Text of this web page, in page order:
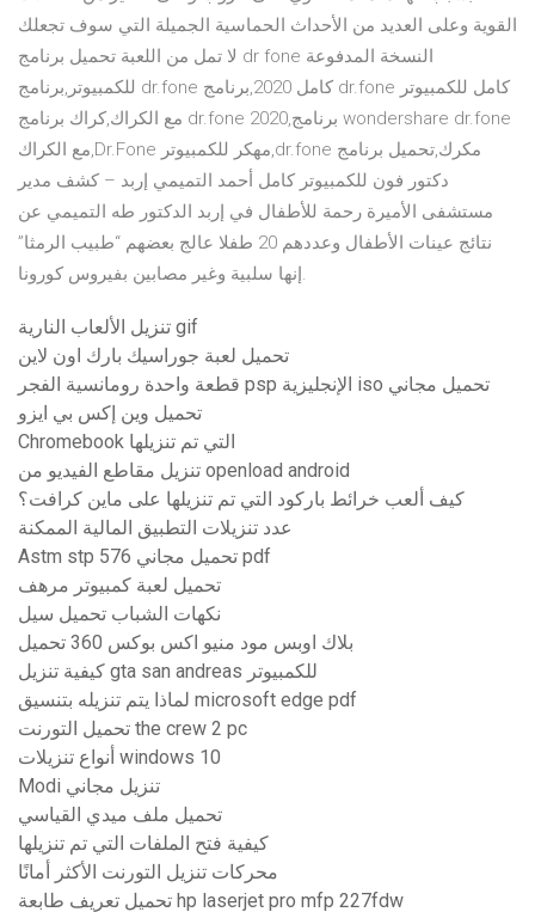
القوية وعلى العديد من الأحداث الحماسية الجميلة التي سوف تجعلك
لا تمل من اللعبة تحميل برنامج dr fone النسخة المدفوعة
للكمبيوتر,برنامج dr.fone كامل 2020,برنامج dr.fone كامل للكمبيوتر
مع الكراك,كراك برنامج dr.fone 2020,برنامج wondershare dr.fone
مع الكراك,Dr.Fone مهكر للكمبيوتر,dr.fone مكرك,تحميل برنامج
دكتور فون للكمبيوتر كامل أحمد التميمي إربد – كشف مدير
مستشفى الأميرة رحمة للأطفال في إربد الدكتور طه التميمي عن
نتائج عينات الأطفال وعددهم 20 طفلا عالج بعضهم “طبيب الرمثا”
إنها سلبية وغير مصابين بفيروس كورونا.
تنزيل الألعاب النارية gif
تحميل لعبة جوراسيك بارك اون لاين
قطعة واحدة رومانسية الفجر psp الإنجليزية iso تحميل مجاني
تحميل وين إكس بي ايزو
Chromebook التي تم تنزيلها
تنزيل مقاطع الفيديو من openload android
كيف ألعب خرائط باركود التي تم تنزيلها على ماين كرافت؟
عدد تنزيلات التطبيق المالية الممكنة
Astm stp 576 تحميل مجاني pdf
تحميل لعبة كمبيوتر مرهف
نكهات الشباب تحميل سيل
بلاك اوبس مود منيو اكس بوكس ​​360 تحميل
كيفية تنزيل gta san andreas للكمبيوتر
لماذا يتم تنزيله بتنسيق microsoft edge pdf
تحميل التورنت the crew 2 pc
أنواع تنزيلات windows 10
Modi تنزيل مجاني
تحميل ملف ميدي القياسي
كيفية فتح الملفات التي تم تنزيلها
محركات تنزيل التورنت الأكثر أمانًا
تحميل تعريف طابعة hp laserjet pro mfp 227fdw